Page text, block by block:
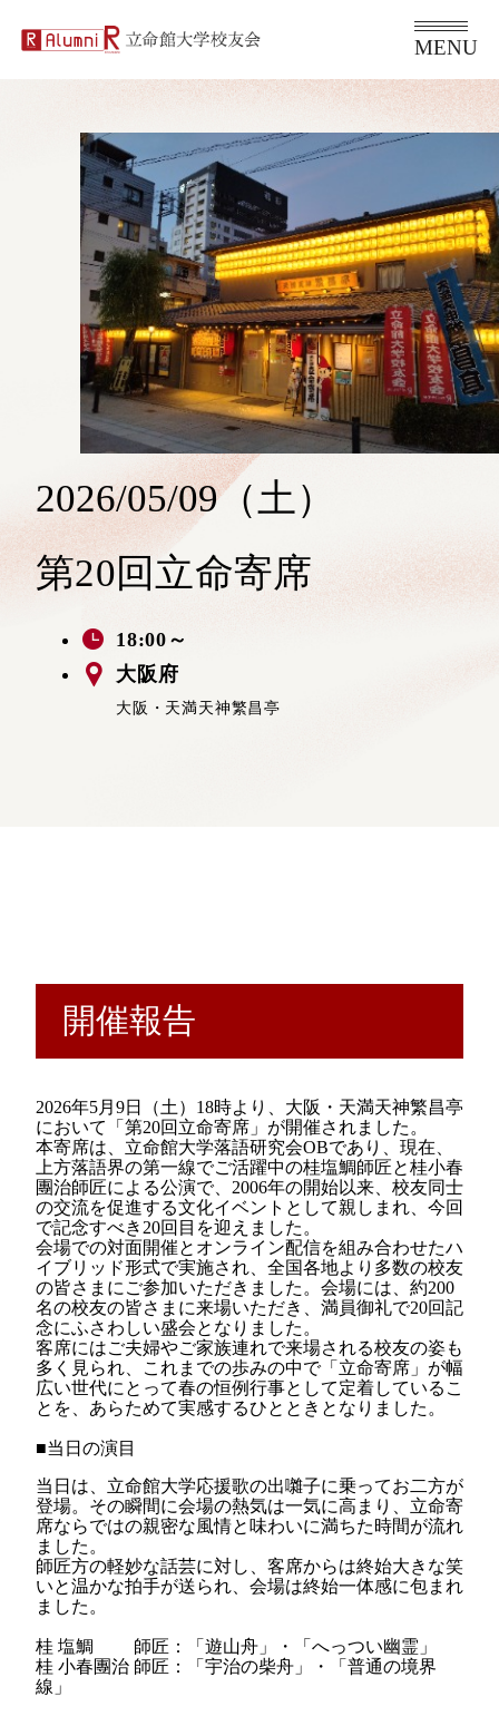
2026/05/09（土）
第20回立命寄席
18:00～
大阪府
大阪・天満天神繁昌亭
開催報告
2026年5月 9日（土） 18時より、大阪・天満天神繁昌亭
において「第20回立命寄席」が開催されました。
本寄席は、立命館大学落語研究会OBであり、現在、
上方落語界の第一線でご活躍中の桂塩鯛師匠と桂小春
團治師匠による公演で、2006年の開始以来、校友同士
の交流を促進する文化イベントとして親しまれ、今回
で記念すべき20回目を迎えました。
会場での対面開催とオンライン配信を組み合わせたハ
イブリッド形式で実施され、全国各地より多数の校友
の皆さまにご参加いただきました。会場には、約200
名の校友の皆さまに来場いただき、満員御礼で20回記
念にふさわしい盛会となりました。
客席にはご夫婦やご家族連れで来場される校友の姿も
多く見られ、これまでの歩みの中で「立命寄席」が幅
広い世代にとって春の恒例行事として定着しているこ
とを、あらためて実感するひとときとなりました。
■当日の演目
当日は、立命館大学応援歌の出囃子に乗ってお二方が
登場。その瞬間に会場の熱気は一気に高まり、立命寄
席ならではの親密な風情と味わいに満ちた時間が流れ
ました。
師匠方の軽妙な話芸に対し、客席からは終始大きな笑
いと温かな拍手が送られ、会場は終始一体感に包まれ
ました。
桂 塩鯛 師匠：「遊山舟」・「へっつい幽霊」
桂 小春團治 師匠：「宇治の柴舟」・「普通の境界
線」